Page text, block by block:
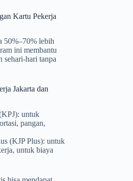
Kartu Pekerja
50%–70% lebih
ini membantu
sehari-hari tanpa
Jakarta dan
untuk
pangan,
(KJP Plus): untuk
untuk biaya